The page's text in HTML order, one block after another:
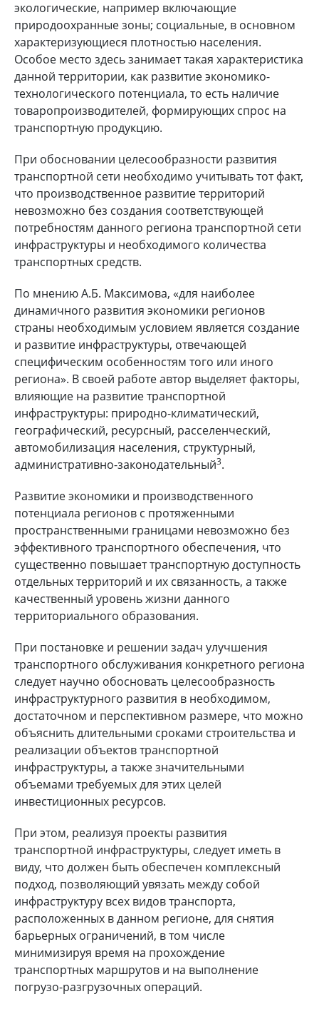
экологические, например включающие
природоохранные зоны; социальные, в основном
характеризующиеся плотностью населения.
Особое место здесь занимает такая характеристика
данной территории, как развитие экономико-
технологического потенциала, то есть наличие
товаропроизводителей, формирующих спрос на
транспортную продукцию.
При обосновании целесообразности развития
транспортной сети необходимо учитывать тот факт,
что производственное развитие территорий
невозможно без создания соответствующей
потребностям данного региона транспортной сети
инфраструктуры и необходимого количества
транспортных средств.
По мнению А.Б. Максимова, «для наиболее
динамичного развития экономики регионов
страны необходимым условием является создание
и развитие инфраструктуры, отвечающей
специфическим особенностям того или иного
региона». В своей работе автор выделяет факторы,
влияющие на развитие транспортной
инфраструктуры: природно-климатический,
географический, ресурсный, расселенческий,
автомобилизация населения, структурный,
административно-законодательный3.
Развитие экономики и производственного
потенциала регионов с протяженными
пространственными границами невозможно без
эффективного транспортного обеспечения, что
существенно повышает транспортную доступность
отдельных территорий и их связанность, а также
качественный уровень жизни данного
территориального образования.
При постановке и решении задач улучшения
транспортного обслуживания конкретного региона
следует научно обосновать целесообразность
инфраструктурного развития в необходимом,
достаточном и перспективном размере, что можно
объяснить длительными сроками строительства и
реализации объектов транспортной
инфраструктуры, а также значительными
объемами требуемых для этих целей
инвестиционных ресурсов.
При этом, реализуя проекты развития
транспортной инфраструктуры, следует иметь в
виду, что должен быть обеспечен комплексный
подход, позволяющий увязать между собой
инфраструктуру всех видов транспорта,
расположенных в данном регионе, для снятия
барьерных ограничений, в том числе
минимизируя время на прохождение
транспортных маршрутов и на выполнение
погрузо-разгрузочных операций.